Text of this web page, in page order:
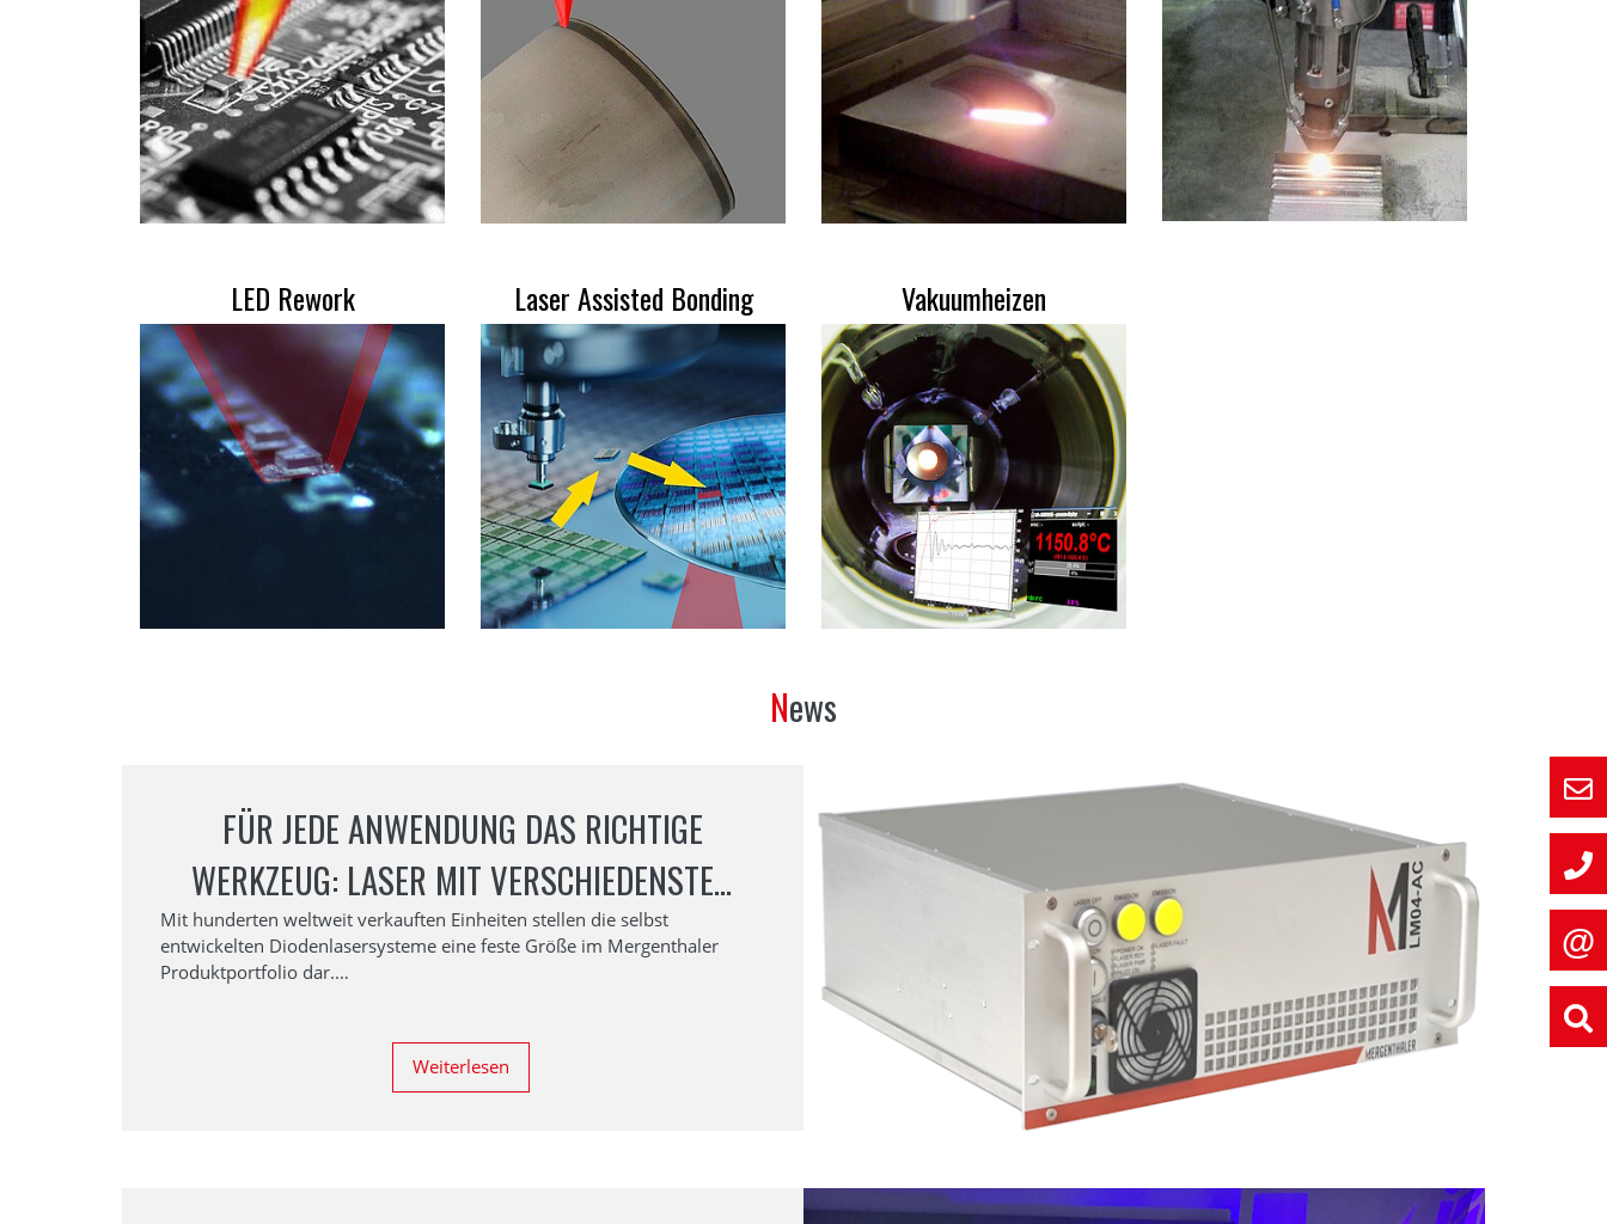
LED Rework Laser Assisted Bonding Vakuumheizen
News
FÜR JEDE ANWENDUNG DAS RICHTIGE
WERKZEUG: LASER MIT VERSCHIEDENSTEN
WELLENLÄNGEN UND LEISTUNGEN IN
BEWÄHRTER MERGENTHALER QUALITÄT
Mit hunderten weltweit verkauften Einheiten stellen die selbst
entwickelten Diodenlasersysteme eine feste Größe im Mergenthaler
Produktportfolio dar.…
Weiterlesen